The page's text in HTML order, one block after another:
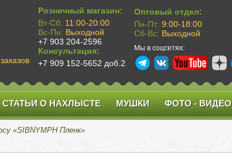
Розничный магазин:
Вт-Сб: 11:00-20:00
Вс-Пн: Выходной
+7 903 204-2596
Консультация:
+7 909 152-5652 доб.2
Оптовый отдел:
Пн-Пт: 9:00-18:00
Сб-Вс: Выходной
Мы в соцсетях:
СТАТЬИ О НАХЛЫСТЕ МУШКИ ФОТО - ВИДЕО
«SIBNYMPH Пленк»